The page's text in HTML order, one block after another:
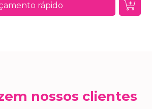
rápido
nossos clientes